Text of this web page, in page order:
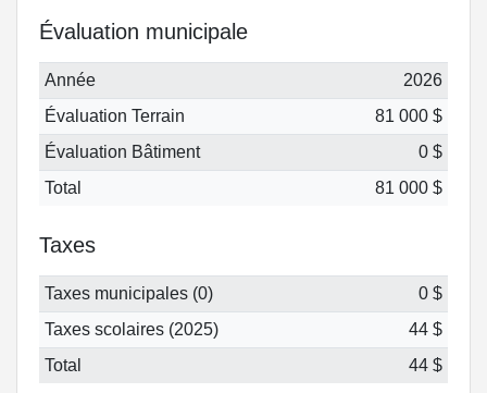
Évaluation municipale
Année
2026
Évaluation Terrain
81 000 $
Évaluation Bâtiment
0 $
Total
81 000 $
Taxes
Taxes municipales (0)
0 $
Taxes scolaires (2025)
44 $
Total
44 $